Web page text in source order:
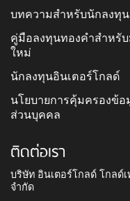
บทความสำหรับนักลงทุน
คู่มือลงทุนทองคำสำหรั
ใหม่
นักลงทุนอินเตอร์โกลด์
นโยบายการคุ้มครองข้อ
ส่วนบุคคล
ติดต่อเรา
บริษัท อินเตอร์โกลด์ โกลด์เ
จำกัด